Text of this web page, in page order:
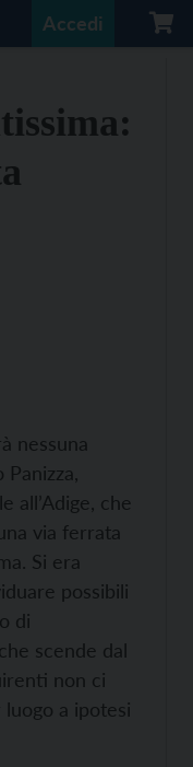
Accedi
nessuna
all’Adige, che
via ferrata
Si era
possibili
di
scende dal
non ci
a ipotesi